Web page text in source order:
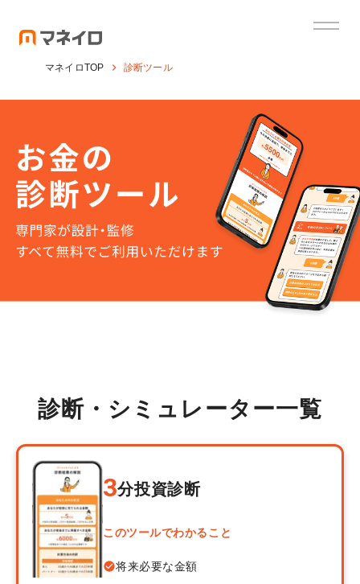
マネイロTOP 診断ツール
診断・シミュレーター一覧
3分投資診断
このツールでわかること
将来必要な金額